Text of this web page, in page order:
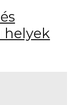
helyek